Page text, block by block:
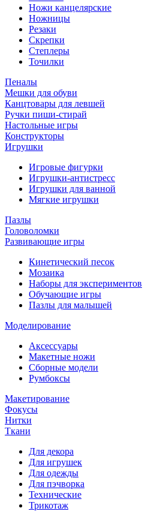
Ножи канцелярские
Ножницы
Резаки
Скрепки
Степлеры
Точилки
Пеналы
Мешки для обуви
Канцтовары для левшей
Ручки пиши-стирай
Настольные игры
Конструкторы
Игрушки
Игровые фигурки
Игрушки-антистресс
Игрушки для ванной
Мягкие игрушки
Пазлы
Головоломки
Развивающие игры
Кинетический песок
Мозаика
Наборы для экспериментов
Обучающие игры
Пазлы для малышей
Моделирование
Аксессуары
Макетные ножи
Сборные модели
Румбоксы
Макетирование
Фокусы
Нитки
Ткани
Для декора
Для игрушек
Для одежды
Для пэчворка
Технические
Трикотаж